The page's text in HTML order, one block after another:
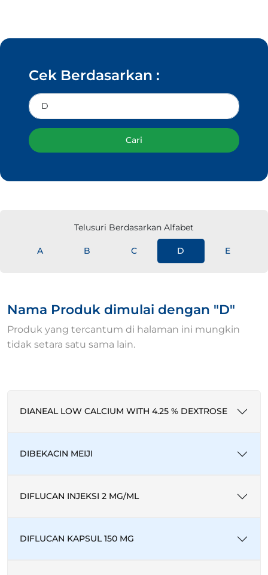
Cek Berdasarkan :
Cari
Telusuri Berdasarkan Alfabet
A B C D E
Nama Produk dimulai dengan "D"
Produk yang tercantum di halaman ini mungkin
tidak setara satu sama lain.
DIANEAL LOW CALCIUM WITH 4.25 % DEXTROSE
DIBEKACIN MEIJI
DIFLUCAN INJEKSI 2 MG/ML
DIFLUCAN KAPSUL 150 MG